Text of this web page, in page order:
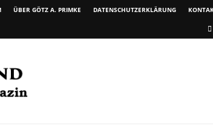
ÜBER GÖTZ A. PRIMKE DATENSCHUTZERKLÄRUNG